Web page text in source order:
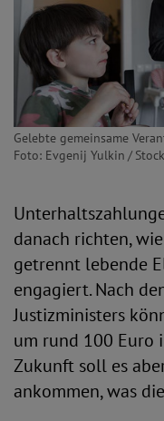
Gelebte gemeinsame
Foto: Evgenij Yulkin /
danach richten,
getrennt lebende
engagiert. Nach
Justizministers
um rund 100 Euro
Zukunft soll es
ankommen, was